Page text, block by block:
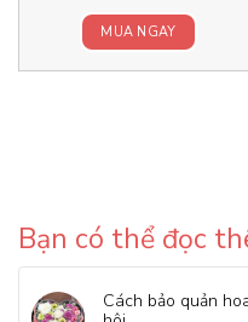
MUA NGAY
Bạn có thể đọc
Cách bảo quản